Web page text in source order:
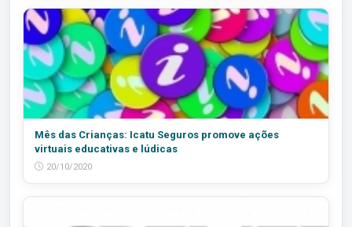
Mês das Crianças: Icatu Seguros promove ações
virtuais educativas e lúdicas
20/10/2020